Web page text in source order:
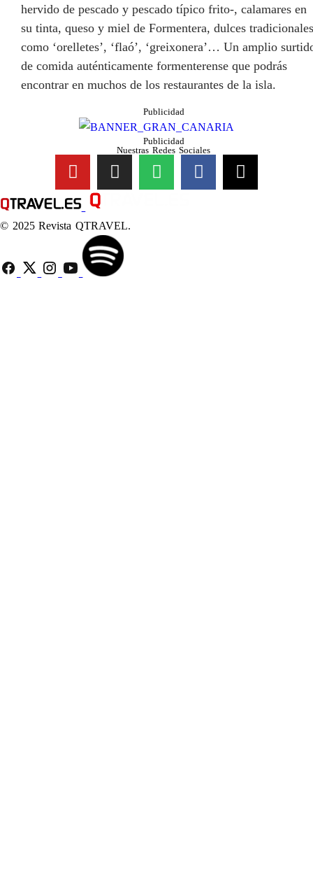
hervido de pescado y pescado típico frito-, calamares en
su tinta, queso y miel de Formentera, dulces tradicionales
como ‘orelletes’, ‘flaó’, ‘greixonera’… Un amplio
de comida auténticamente formenterense que podrás
encontrar en muchos de los restaurantes de la isla.
Publicidad
Publicidad
Nuestras Redes Sociales
© 2025 Revista QTRAVEL.